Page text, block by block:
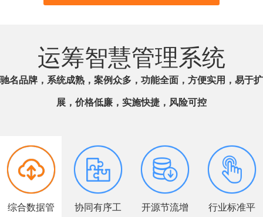
运筹智慧管理系统
驰名品牌，系统成熟，案例众多，功能全面，方便实用，易于扩
展，价格低廉，实施快捷，风险可控
综合数据管
协同有序工
开源节流增
行业标准平